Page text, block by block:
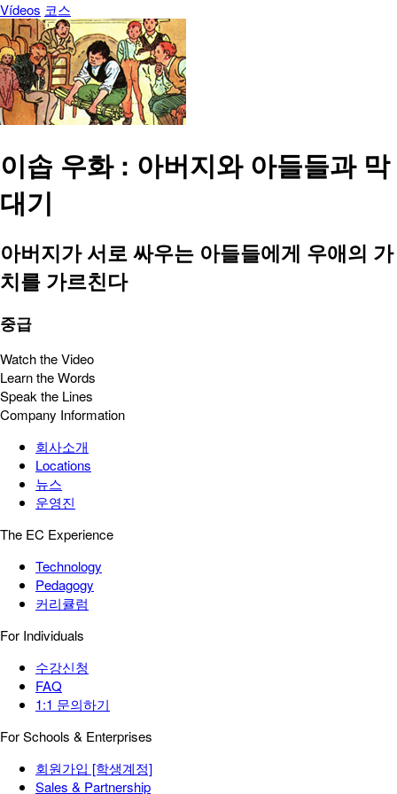
Vídeos 코스
이솝 우화 : 아버지와 아들들과 막
대기
아버지가 서로 싸우는 아들들에게 우애의 가
치를 가르친다
중급
Watch the Video
Learn the Words
Speak the Lines
Company Information
회사소개
Locations
뉴스
운영진
The EC Experience
Technology
Pedagogy
커리큘럼
For Individuals
수강신청
FAQ
1:1 문의하기
For Schools & Enterprises
회원가입 [학생계정]
Sales & Partnership